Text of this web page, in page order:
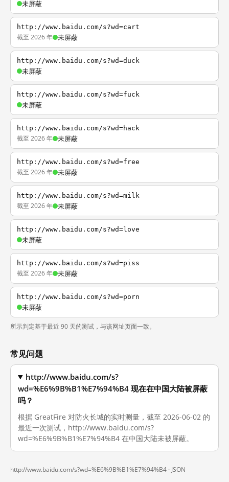
未屏蔽
http://www.baidu.com/s?wd=cart
截至 2026 年 未屏蔽
http://www.baidu.com/s?wd=duck
未屏蔽
http://www.baidu.com/s?wd=fuck
未屏蔽
http://www.baidu.com/s?wd=hack
截至 2026 年 未屏蔽
http://www.baidu.com/s?wd=free
截至 2026 年 未屏蔽
http://www.baidu.com/s?wd=milk
截至 2026 年 未屏蔽
http://www.baidu.com/s?wd=love
未屏蔽
http://www.baidu.com/s?wd=piss
截至 2026 年 未屏蔽
http://www.baidu.com/s?wd=porn
未屏蔽
所示判定基于最近 90 天的测试，与该网址页面一致。
常见问题
http://www.baidu.com/s?
wd=%E6%9B%B1%E7%94%B4 现在在中国大陆被屏蔽
吗？
根据 GreatFire 对防火长城的实时测量，截至 2026-06-02 的
最近一次测试，http://www.baidu.com/s?
wd=%E6%9B%B1%E7%94%B4 在中国大陆未被屏蔽。
http://www.baidu.com/s?wd=%E6%9B%B1%E7%94%B4 · JSON